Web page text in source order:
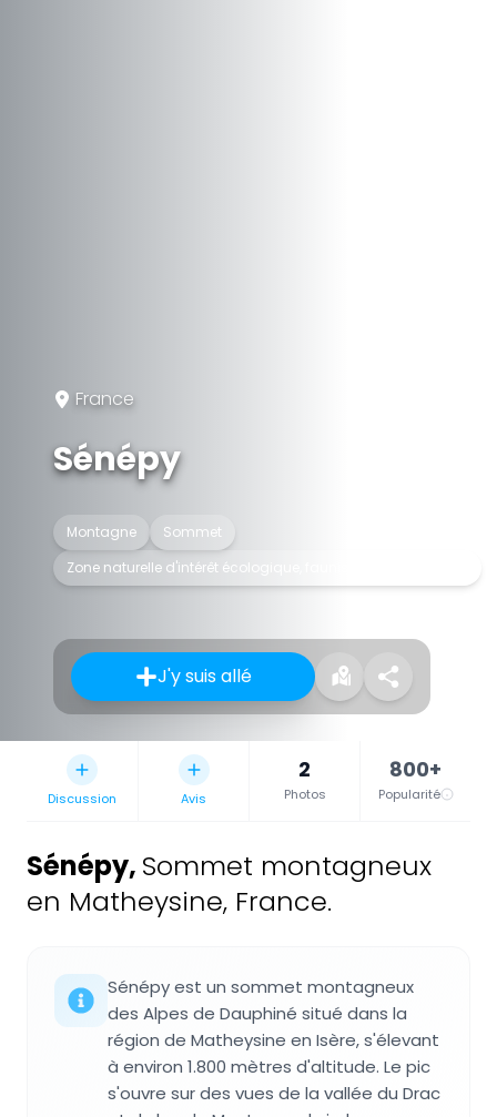
France
Sénépy
Montagne
Sommet
Zone naturelle d'intérêt écologique, faunistique et floristique
J'y suis allé
Discussion Avis
2
Photos
800+
Popularité
Sénépy, Sommet montagneux
en Matheysine, France.
Sénépy est un sommet montagneux
des Alpes de Dauphiné situé dans la
région de Matheysine en Isère, s'élevant
à environ 1.800 mètres d'altitude. Le pic
s'ouvre sur des vues de la vallée du Drac